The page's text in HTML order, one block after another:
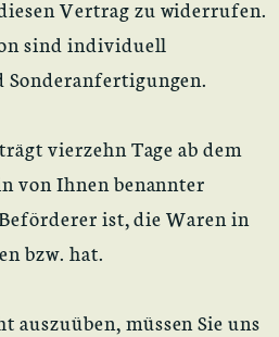
Vertrag zu widerrufen.
sind individuell
Sonderanfertigungen.
vierzehn Tage ab dem
von Ihnen benannter
ist, die Waren in
bzw. hat.
müssen Sie uns